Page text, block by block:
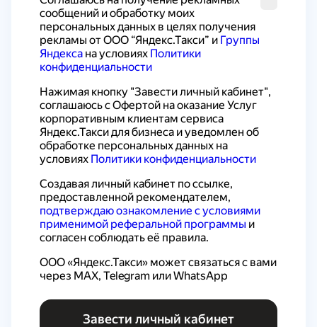
сообщений и обработку моих
персональных данных в целях получения
рекламы от ООО “Яндекс.Такси” и Группы
Яндекса на условиях Политики
конфиденциальности
Нажимая кнопку "Завести личный кабинет",
соглашаюсь с Офертой на оказание Услуг
корпоративным клиентам сервиса
Яндекс.Такси для бизнеса и уведомлен об
обработке персональных данных на
условиях Политики конфиденциальности
Создавая личный кабинет по ссылке,
подтверждаю ознакомление с условиями
применимой реферальной программы и
согласен соблюдать её правила.
ООО «Яндекс.Такси» может связаться с вами
через MAX, Telegram или WhatsApp
Завести личный кабинет